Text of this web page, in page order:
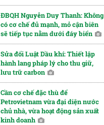
ĐBQH Nguyễn Duy Thanh: Không
có cơ chế đủ mạnh, mỏ cận biên
sẽ tiếp tục nằm dưới đáy biển
Sửa đổi Luật Dầu khí: Thiết lập
hành lang pháp lý cho thu giữ,
lưu trữ carbon
Cần cơ chế đặc thù để
Petrovietnam vừa đại diện nước
chủ nhà, vừa hoạt động sản xuất
kinh doanh